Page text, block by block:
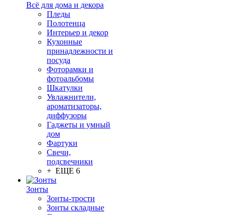
Всё для дома и декора
Пледы
Полотенца
Интерьер и декор
Кухонные
принадлежности и
посуда
Фоторамки и
фотоальбомы
Шкатулки
Увлажнители,
ароматизаторы,
диффузоры
Гаджеты и умный
дом
Фартуки
Свечи,
подсвечники
+ ЕЩЕ 6
Зонты
Зонты-трости
Зонты складные